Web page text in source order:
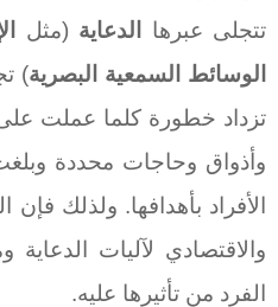
تتجلى عبرها
الدعاية (مثل
الوسائط السمعية البصرية)
تزداد خطورة كلما عملت على
وأذواق وحاجات محددة
الأفراد بأهدافها. ولذلك
والاقتصادي لآليات
الفرد من تأثيرها عليه.